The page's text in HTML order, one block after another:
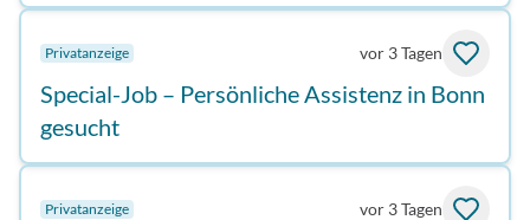
Privatanzeige vor 3 Tagen
Special-Job – Persönliche Assistenz in Bonn
gesucht
Privatanzeige vor 3 Tagen